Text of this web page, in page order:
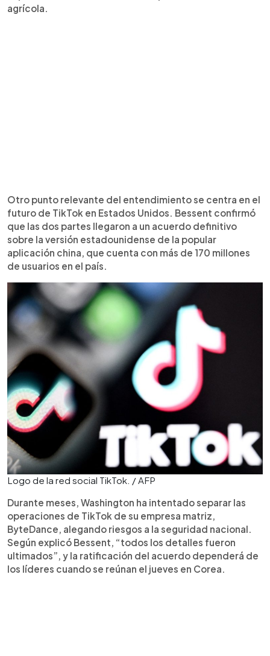
agrícola.
Otro punto relevante del entendimiento se centra en el
futuro de TikTok en Estados Unidos. Bessent confirmó
que las dos partes llegaron a un acuerdo definitivo
sobre la versión estadounidense de la popular
aplicación china, que cuenta con más de 170 millones
de usuarios en el país.
Logo de la red social TikTok. / AFP
Durante meses, Washington ha intentado separar las
operaciones de TikTok de su empresa matriz,
ByteDance, alegando riesgos a la seguridad nacional.
Según explicó Bessent, “todos los detalles fueron
ultimados”, y la ratificación del acuerdo dependerá de
los líderes cuando se reúnan el jueves en Corea.